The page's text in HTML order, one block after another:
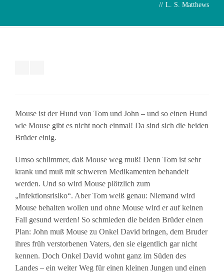
// L. S. Matthews
Mouse ist der Hund von Tom und John – und so einen Hund
wie Mouse gibt es nicht noch einmal! Da sind sich die beiden
Brüder einig.
Umso schlimmer, daß Mouse weg muß! Denn Tom ist sehr
krank und muß mit schweren Medikamenten behandelt
werden. Und so wird Mouse plötzlich zum
„Infektionsrisiko“. Aber Tom weiß genau: Niemand wird
Mouse behalten wollen und ohne Mouse wird er auf keinen
Fall gesund werden! So schmieden die beiden Brüder einen
Plan: John muß Mouse zu Onkel David bringen, dem Bruder
ihres früh verstorbenen Vaters, den sie eigentlich gar nicht
kennen. Doch Onkel David wohnt ganz im Süden des
Landes – ein weiter Weg für einen kleinen Jungen und einen